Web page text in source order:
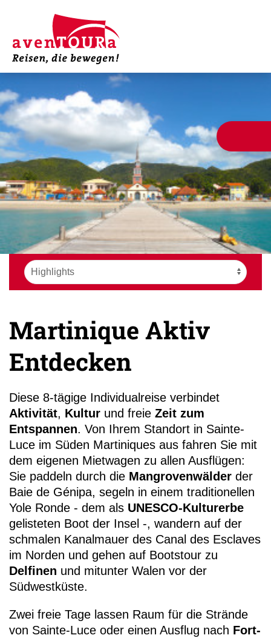
Martinique Aktiv
Entdecken
Diese 8-tägige Individualreise verbindet
Aktivität, Kultur und freie Zeit zum
Entspannen. Von Ihrem Standort in Sainte-
Luce im Süden Martiniques aus fahren Sie mit
dem eigenen Mietwagen zu allen Ausflügen:
Sie paddeln durch die Mangrovenwälder der
Baie de Génipa, segeln in einem traditionellen
Yole Ronde - dem als UNESCO-Kulturerbe
gelisteten Boot der Insel -, wandern auf der
schmalen Kanalmauer des Canal des Esclaves
im Norden und gehen auf Bootstour zu
Delfinen und mitunter Walen vor der
Südwestküste.
Zwei freie Tage lassen Raum für die Strände
von Sainte-Luce oder einen Ausflug nach Fort-